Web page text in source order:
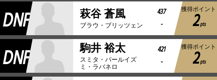
DNF 萩谷 蒼風
ブラウ・ブリッツェン
437
-
獲得ポイント
2pts
DNF 駒井 裕太
スミタ・パールイズ
ミ・ラバネロ
421
-
獲得ポイント
2pts